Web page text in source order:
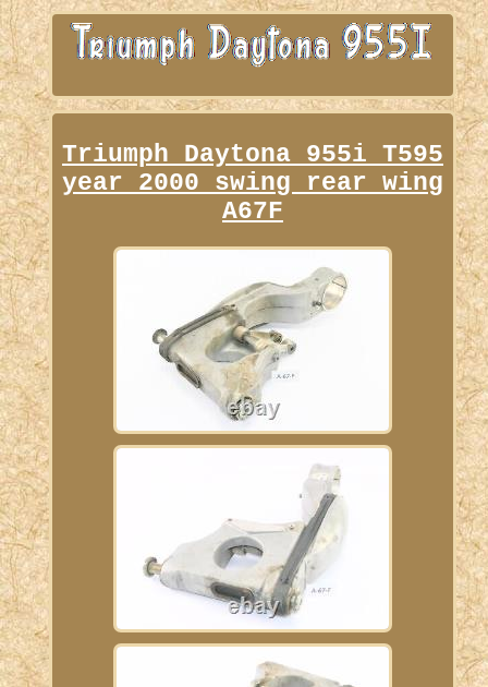
Triumph Daytona 955i T595
year 2000 swing rear wing
A67F